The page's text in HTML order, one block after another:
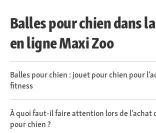
Balles pour chien dans
en ligne Maxi Zoo
Balles pour chien : jouet pour chien pour
fitness
À quoi faut-il faire attention lors de l’achat
pour chien ?